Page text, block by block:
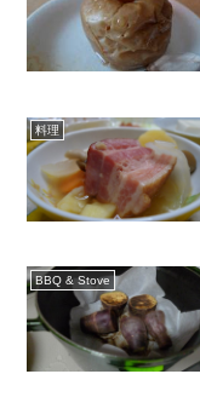
料理
BBQ & Stove